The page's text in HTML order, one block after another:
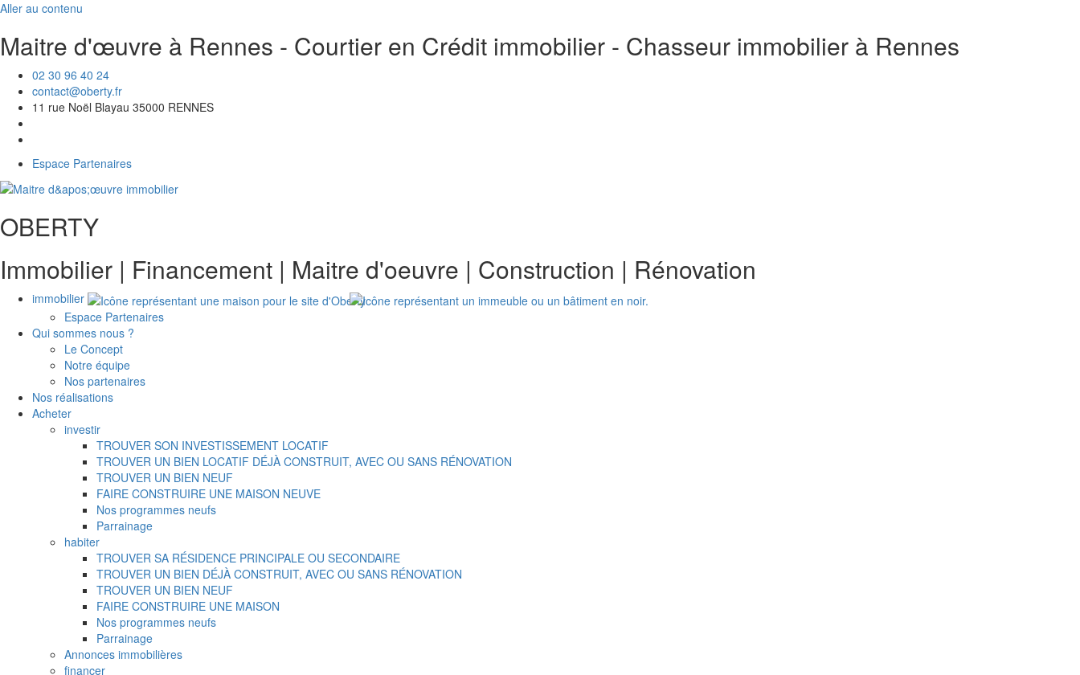
Aller au contenu
Maitre d'œuvre à Rennes - Courtier en Crédit immobilier - Chasseur immobilier à Rennes
02 30 96 40 24
contact@oberty.fr
11 rue Noël Blayau 35000 RENNES
Espace Partenaires
OBERTY
Immobilier | Financement | Maitre d'oeuvre | Construction | Rénovation
immobilier
Espace Partenaires
Qui sommes nous ?
Le Concept
Notre équipe
Nos partenaires
Nos réalisations
Acheter
investir
TROUVER SON INVESTISSEMENT LOCATIF
TROUVER UN BIEN LOCATIF DÉJÀ CONSTRUIT, AVEC OU SANS RÉNOVATION
TROUVER UN BIEN NEUF
FAIRE CONSTRUIRE UNE MAISON NEUVE
Nos programmes neufs
Parrainage
habiter
TROUVER SA RÉSIDENCE PRINCIPALE OU SECONDAIRE
TROUVER UN BIEN DÉJÀ CONSTRUIT, AVEC OU SANS RÉNOVATION
TROUVER UN BIEN NEUF
FAIRE CONSTRUIRE UNE MAISON
Nos programmes neufs
Parrainage
Annonces immobilières
financer